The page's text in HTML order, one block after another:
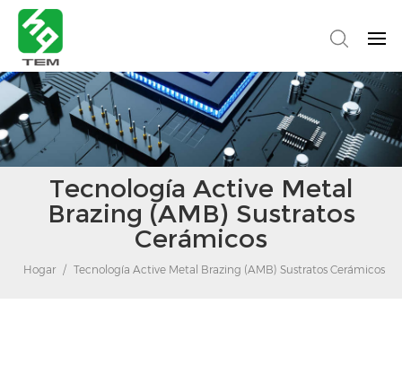
Tecnología Active Metal
Brazing (AMB) Sustratos
Cerámicos
Hogar / Tecnología Active Metal Brazing (AMB) Sustratos Cerámicos